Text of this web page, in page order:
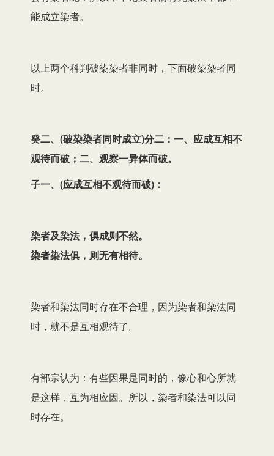
能成立染者。
以上两个科判破染染者非同时，下面破染染者同
时。
癸二、(破染染者同时成立)分二：一、应成互相不
观待而破；二、观察一异体而破。
子一、(应成互相不观待而破)：
染者及染法，俱成则不然。
染者染法俱，则无有相待。
染者和染法同时存在不合理，因为染者和染法同
时，就不是互相观待了。
有部宗认为：有些因果是同时的，像心和心所就
是这样，互为相应因。所以，染者和染法可以同
时存在。